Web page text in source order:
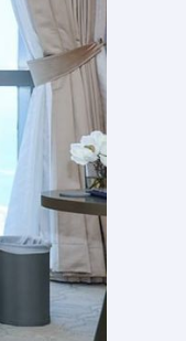
ملاقات
کی،
انہوں
نے
مشترکہ
تعاون
کو
مضبوط
بنانے
اور
عالمی